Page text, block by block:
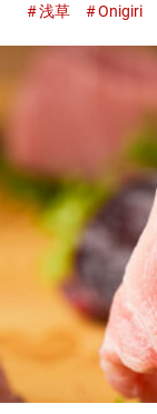
ている味噌汁専門
浅草 Onigiri